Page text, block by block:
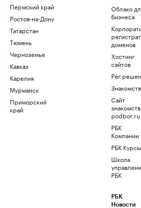
Пермский край
Ростов-на-Дону
Татарстан
Тюмень
Черноземье
Кавказ
Карелия
Мурманск
Приморский
край
Облако
бизнеса
доменов
Хостинг
сайтов
Сайт
знакомств
podbor.ru
РБК
Компании
РБК Курсы
Школа
РБК
РБК
Новости